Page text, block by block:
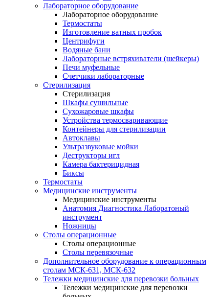
Лабораторное оборудование
Лабораторное оборудование
Термостаты
Изготовление ватных пробок
Центрифуги
Водяные бани
Лабораторные встряхиватели (шейкеры)
Печи муфельные
Счетчики лабораторные
Стерилизация
Стерилизация
Шкафы сушильные
Сухожаровые шкафы
Устройства термосваривающие
Контейнеры для стерилизации
Автоклавы
Ультразвуковые мойки
Деструкторы игл
Камера бактерицидная
Биксы
Термостаты
Медицинские инструменты
Медицинские инструменты
Анатомия Диагностика Лаборатоный
инструмент
Ножницы
Столы операционные
Столы операционные
Столы перевязочные
Дополнительное оборудование к операционным
столам МСК-631, МСК-632
Тележки медицинские для перевозки больных
Тележки медицинские для перевозки